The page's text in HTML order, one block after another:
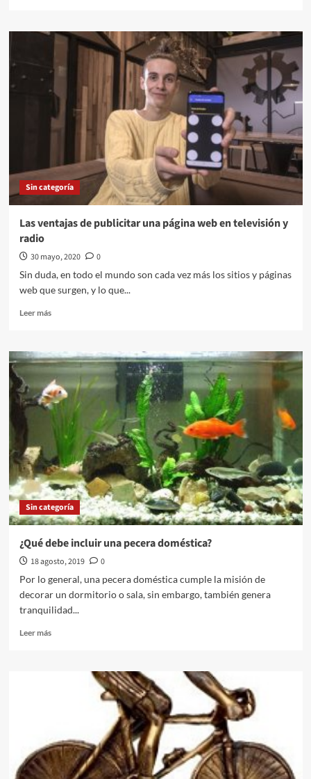
Todo
debes
sobre
alquiler
Sin categoría
Las ventajas de publicitar una página web en televisión y
radio
30 mayo, 2020
0
Sin duda, en todo el mundo son cada vez más los sitios y páginas
web que surgen, y lo que...
Leer másLeer
Las
ventajas
de
publicitar
una
página
web
televisión
y
radio
Sin categoría
¿Qué debe incluir una pecera doméstica?
18 agosto, 2019
0
Por lo general, una pecera doméstica cumple la misión de
decorar un dormitorio o sala, sin embargo, también genera
tranquilidad...
Leer másLeer
doméstica?